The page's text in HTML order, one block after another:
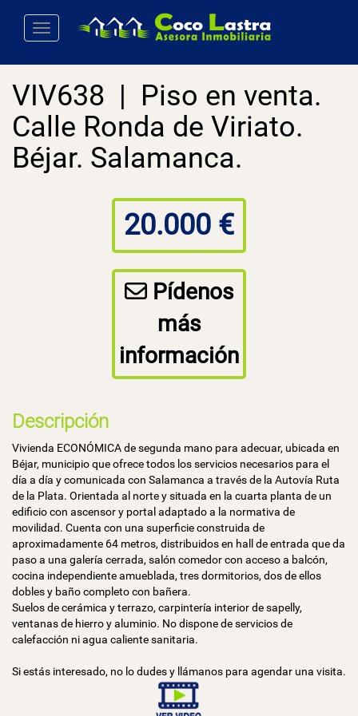
Toggle navigation
VIV638 | Piso en venta.
Calle Ronda de Viriato.
Béjar. Salamanca.
20.000 €
Pídenos
más
información
Descripción
Vivienda ECONÓMICA de segunda mano para adecuar, ubicada en
Béjar, municipio que ofrece todos los servicios necesarios para el
día a día y comunicada con Salamanca a través de la Autovía Ruta
de la Plata. Orientada al norte y situada en la cuarta planta de un
edificio con ascensor y portal adaptado a la normativa de
movilidad. Cuenta con una superficie construida de
aproximadamente 64 metros, distribuidos en hall de entrada que da
paso a una galería cerrada, salón comedor con acceso a balcón,
cocina independiente amueblada, tres dormitorios, dos de ellos
dobles y baño completo con bañera.
Suelos de cerámica y terrazo, carpintería interior de sapelly,
ventanas de hierro y aluminio. No dispone de servicios de
calefacción ni agua caliente sanitaria.
Si estás interesado, no lo dudes y llámanos para agendar una visita.